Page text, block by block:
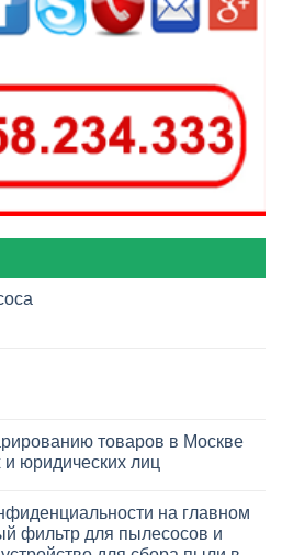
товаров в Москве
и юридических лиц
на главном
фильтр для пылесосов и